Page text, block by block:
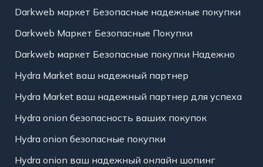
Darkweb маркет Безопасные надежные покупки
Darkweb Маркет Безопасные Покупки
Darkweb маркет Безопасные покупки Надежно
Hydra Market ваш надежный партнер
Hydra Market ваш надежный партнер для успеха
Hydra onion безопасность ваших покупок
Hydra onion безопасные покупки
Hydra onion ваш надежный онлайн шопинг